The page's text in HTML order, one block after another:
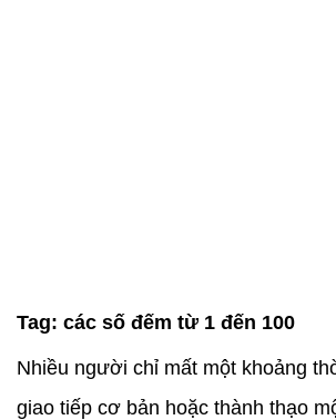
Tag: các số đếm từ 1 đến 100
Nhiều người chỉ mất một khoảng
giao tiếp cơ bản hoặc thành thạo